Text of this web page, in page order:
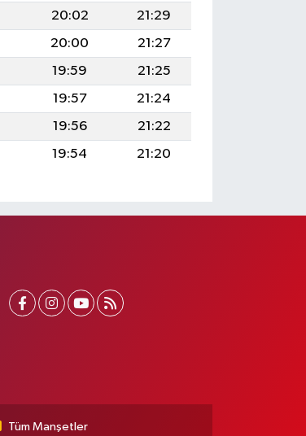
20:02
21:29
20:00
21:27
19:59
21:25
19:57
21:24
19:56
21:22
19:54 21:20
Tüm Manşetler